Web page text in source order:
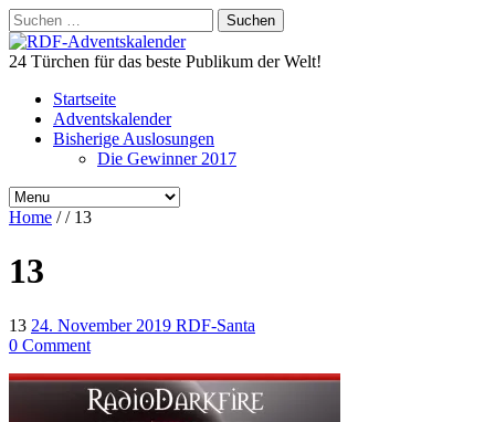
Suchen
nach:
24 Türchen für das beste Publikum der Welt!
Startseite
Adventskalender
Bisherige Auslosungen
Die Gewinner 2017
Home // 13
13
13 24. November 2019 RDF-Santa
0 Comment